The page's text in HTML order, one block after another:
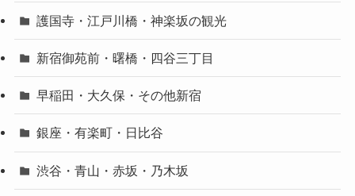
護国寺・江戸川橋・神楽坂の観光
新宿御苑前・曙橋・四谷三丁目
早稲田・大久保・その他新宿
銀座・有楽町・日比谷
渋谷・青山・赤坂・乃木坂